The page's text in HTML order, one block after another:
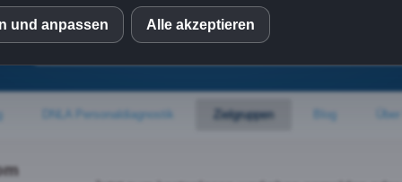
DNLA Personaldiagnostik Zielgruppen Blog
(Piwik)
und anpassen Alle akzeptieren